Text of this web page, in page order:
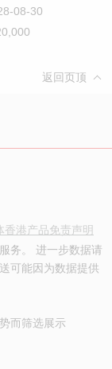
08-30
返回页顶
香港产品免责声明
务。 进一步数据请
可能因为数据提供
而筛选展示